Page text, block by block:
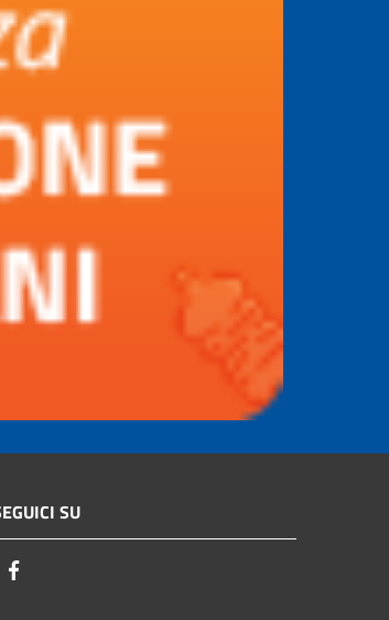
SU